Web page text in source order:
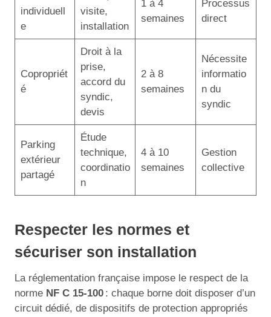
individuell
e
visite,
installation
1 à 4
semaines
Processus
direct
Copropriét
é
Droit à la
prise,
accord du
syndic,
devis
2 à 8
semaines
Nécessite
informatio
n du
syndic
Parking
extérieur
partagé
Étude
technique,
coordinatio
n
4 à 10
semaines
Gestion
collective
Respecter les normes et
sécuriser son installation
La réglementation française impose le respect de la
norme NF C 15-100 : chaque borne doit disposer d’un
circuit dédié, de dispositifs de protection appropriés